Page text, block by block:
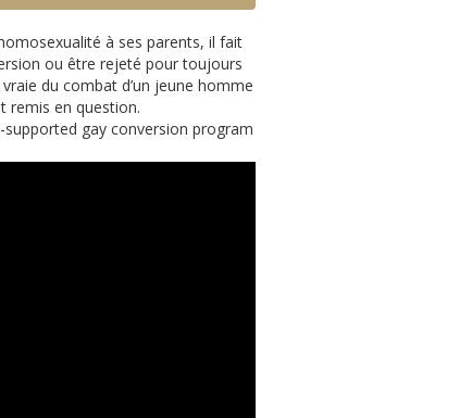
à ses parents, il fait
ou être rejeté pour toujours
du combat d’un jeune homme
remis en question.
gay conversion program